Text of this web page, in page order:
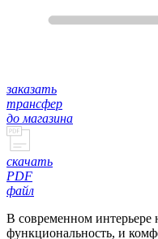
заказать
трансфер
до магазина
скачать
PDF
файл
В современном интерьере
функциональность, и